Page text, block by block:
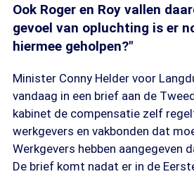
Ook Roger en Roy vallen
gevoel van opluchting is er
hiermee geholpen?"
Minister Conny Helder voor
vandaag in een brief aan de
kabinet de compensatie zelf
werkgevers en vakbonden dat
Werkgevers hebben aangegeven
De brief komt nadat er in de